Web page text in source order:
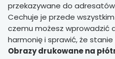
przekazywane do
Cechuje je przede
czemu możesz wprowadzić
harmonię i sprawić, że
Obrazy drukowane na